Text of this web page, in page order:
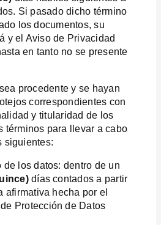
Si pasado dicho término
los documentos, su
y el Aviso de Privacidad
en tanto no se presente
procedente y se hayan
correspondientes con
y titularidad de los
términos para llevar a cabo
siguientes:
de los datos: dentro de un
días contados a partir
afirmativa hecha por el
Protección de Datos